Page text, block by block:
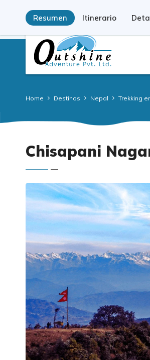
Registrado por el Gobierno: 77339/067/
Home Destinos Nepal Trekking
Resumen Itinerario
Chisapani